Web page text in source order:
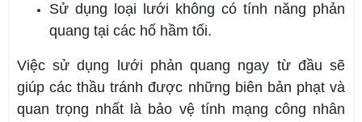
Sử dụng loại lưới không có tính năng phản
quang tại các hố hầm tối.
Việc sử dụng lưới phản quang ngay từ đầu sẽ
giúp các thầu tránh được những biên bản phạt và
quan trọng nhất là bảo vệ tính mạng công nhân